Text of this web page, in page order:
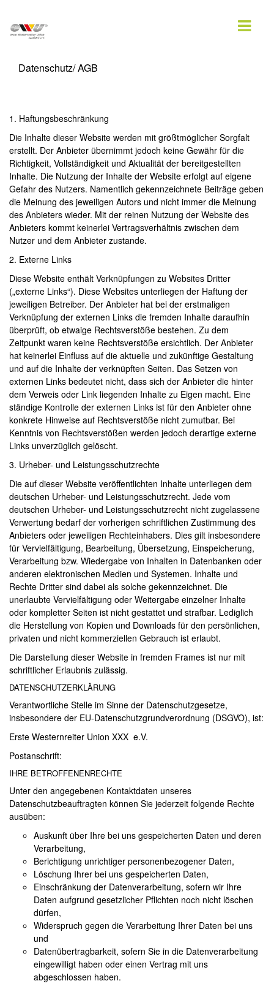
TERMINE
WESTERNREITER ONLINE
DOWNLOAD
WESTERNREITEN
EWU
VORSTAND SAARLAND
DATENSCHUTZ
SPONSOREN
EWU BUND
LANDESVERBÄNDE
MITGLIED WERDEN
SATZUNG/RECHTSORDNUNG
TURNIERSPORT
TERMINE
SÜDWEST-TROPHY 2026
SÜDWEST-TROPHY 2025
RANCH TRAIL CUP 2025
SÜDWEST-TROPHY 2024
SÜDWEST-TROPHY 2023
JUNGPFERDEPROGRAMM
TURNIERFACHLEUTE
KIDS CLUB
FREIZEIT
AUSBILDUNG
WESTERN-REITABZEICHEN
AUSBILDUNG TURNIERFACHLEUTE
LOGIN
KONTAKT
IMPRESSUM
Datenschutz/ AGB
1. Haftungsbeschränkung
Die Inhalte dieser Website werden mit größtmöglicher Sorgfalt
erstellt. Der Anbieter übernimmt jedoch keine Gewähr für die
Richtigkeit, Vollständigkeit und Aktualität der bereitgestellten
Inhalte. Die Nutzung der Inhalte der Website erfolgt auf eigene
Gefahr des Nutzers. Namentlich gekennzeichnete Beiträge geben
die Meinung des jeweiligen Autors und nicht immer die Meinung
des Anbieters wieder. Mit der reinen Nutzung der Website des
Anbieters kommt keinerlei Vertragsverhältnis zwischen dem
Nutzer und dem Anbieter zustande.
2. Externe Links
Diese Website enthält Verknüpfungen zu Websites Dritter
(„externe Links“). Diese Websites unterliegen der Haftung der
jeweiligen Betreiber. Der Anbieter hat bei der erstmaligen
Verknüpfung der externen Links die fremden Inhalte daraufhin
überprüft, ob etwaige Rechtsverstöße bestehen. Zu dem
Zeitpunkt waren keine Rechtsverstöße ersichtlich. Der Anbieter
hat keinerlei Einfluss auf die aktuelle und zukünftige Gestaltung
und auf die Inhalte der verknüpften Seiten. Das Setzen von
externen Links bedeutet nicht, dass sich der Anbieter die hinter
dem Verweis oder Link liegenden Inhalte zu Eigen macht. Eine
ständige Kontrolle der externen Links ist für den Anbieter ohne
konkrete Hinweise auf Rechtsverstöße nicht zumutbar. Bei
Kenntnis von Rechtsverstößen werden jedoch derartige externe
Links unverzüglich gelöscht.
3. Urheber- und Leistungsschutzrechte
Die auf dieser Website veröffentlichten Inhalte unterliegen dem
deutschen Urheber- und Leistungsschutzrecht. Jede vom
deutschen Urheber- und Leistungsschutzrecht nicht zugelassene
Verwertung bedarf der vorherigen schriftlichen Zustimmung des
Anbieters oder jeweiligen Rechteinhabers. Dies gilt insbesondere
für Vervielfältigung, Bearbeitung, Übersetzung, Einspeicherung,
Verarbeitung bzw. Wiedergabe von Inhalten in Datenbanken oder
anderen elektronischen Medien und Systemen. Inhalte und
Rechte Dritter sind dabei als solche gekennzeichnet. Die
unerlaubte Vervielfältigung oder Weitergabe einzelner Inhalte
oder kompletter Seiten ist nicht gestattet und strafbar. Lediglich
die Herstellung von Kopien und Downloads für den persönlichen,
privaten und nicht kommerziellen Gebrauch ist erlaubt.
Die Darstellung dieser Website in fremden Frames ist nur mit
schriftlicher Erlaubnis zulässig.
DATENSCHUTZERKLÄRUNG
Verantwortliche Stelle im Sinne der Datenschutzgesetze,
insbesondere der EU-Datenschutzgrundverordnung (DSGVO), ist:
Erste Westernreiter Union XXX e.V.
Postanschrift:
IHRE BETROFFENENRECHTE
Unter den angegebenen Kontaktdaten unseres
Datenschutzbeauftragten können Sie jederzeit folgende Rechte
ausüben:
Auskunft über Ihre bei uns gespeicherten Daten und deren
Verarbeitung,
Berichtigung unrichtiger personenbezogener Daten,
Löschung Ihrer bei uns gespeicherten Daten,
Einschränkung der Datenverarbeitung, sofern wir Ihre
Daten aufgrund gesetzlicher Pflichten noch nicht löschen
dürfen,
Widerspruch gegen die Verarbeitung Ihrer Daten bei uns
und
Datenübertragbarkeit, sofern Sie in die Datenverarbeitung
eingewilligt haben oder einen Vertrag mit uns
abgeschlossen haben.